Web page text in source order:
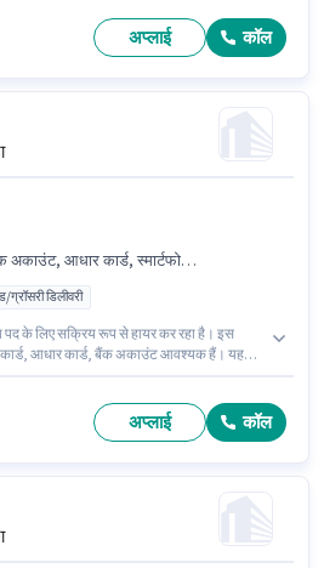
में है। इस भूमिका के साथ अतिरिक्त लाभ जैसे मील,
अप्लाई कॉल
आधार कार्ड, स्मार्टफोन, साइकिल
डिलीवरी
पद के लिए सक्रिय रूप से हायर कर रहा है। इस
कार्ड, आधार कार्ड, बैंक अकाउंट आवश्यक हैं। यह
है।
अप्लाई कॉल